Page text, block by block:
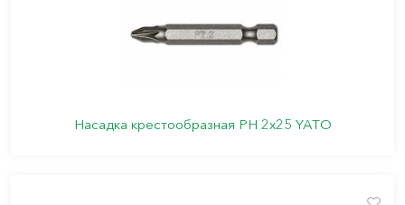
Насадка крестообразная PН 2х25 YATO